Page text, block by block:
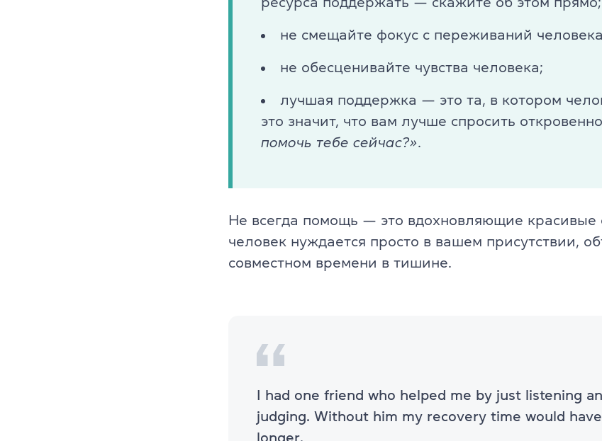
TOEFL iBT
Курсы английского языка
Благотворительность
Блог
Партнеры
TKT Module 2
TKT Module 3
TKT Module YL
Экзамены Cambridge
B2 First (FCE) + for
Условия регистрации
не смещайте фокус с переживаний
не обесценивайте чувства человека;
лучшая поддержка — это та, в котором
это значит, что вам лучше спросить откровенно
помочь тебе сейчас?»
Не всегда помощь — это вдохновляющие красивые
человек нуждается просто в вашем присутствии,
совместном времени в тишине.
I had one friend who helped me by just listening
judging. Without him my recovery time would
longer.